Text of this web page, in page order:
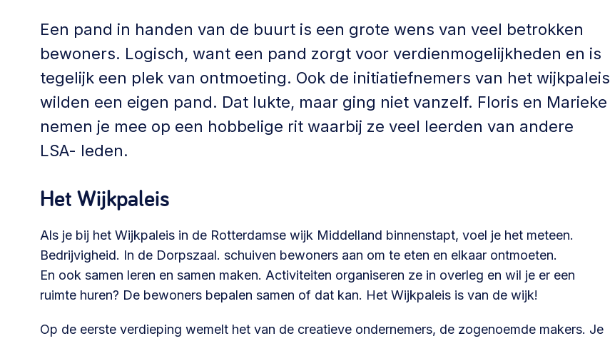
welkomstcultuur >
netwerken uitbreiden >
Weerbare gemeenschappen
Voorbereiden op crisis, noodsteunpunten,
ontmoetingsplekken >
Buurtenergie
Energiecollectieven, buurt vergroenen, SDG >
Lobbyen, invloed uitoefenen,
maatschappelijke impact >
Advies of hulp nodig?
Een pand in handen van de buurt is een grote wens van veel betrokken
bewoners. Logisch, want een pand zorgt voor verdienmogelijkheden en is
tegelijk een plek van ontmoeting. Ook de initiatiefnemers van het wijkpaleis
wilden een eigen pand. Dat lukte, maar ging niet vanzelf. Floris en Marieke
nemen je mee op een hobbelige rit waarbij ze veel leerden van andere
LSA- leden.
Het Wijkpaleis
Als je bij het Wijkpaleis in de Rotterdamse wijk Middelland binnenstapt, voel je het meteen.
Bedrijvigheid. In de Dorpszaal. schuiven bewoners aan om te eten en elkaar ontmoeten.
En ook samen leren en samen maken. Activiteiten organiseren ze in overleg en wil je er een
ruimte huren? De bewoners bepalen samen of dat kan. Het Wijkpaleis is van de wijk!
Op de eerste verdieping wemelt het van de creatieve ondernemers, de zogenoemde makers. Je